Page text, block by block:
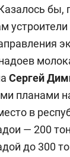
бы,
Сергей
планами
в
— 200
до 300